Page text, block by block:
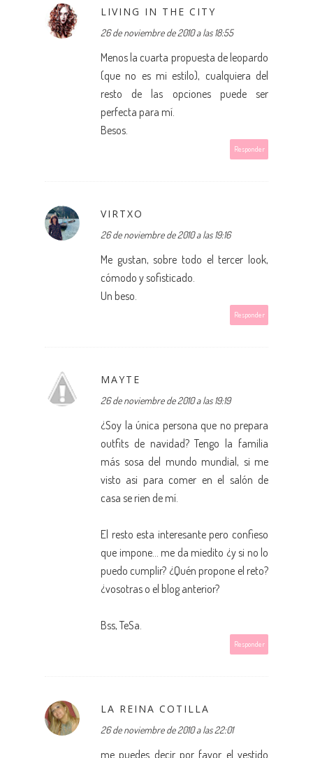
LIVING IN THE CITY
26 de noviembre de 2010 a las 18:55
Menos la cuarta propuesta de leopardo
(que no es mi estilo), cualquiera del
resto de las opciones puede ser
perfecta para mí.
Besos.
Responder
VIRTXO
26 de noviembre de 2010 a las 19:16
Me gustan, sobre todo el tercer look,
cómodo y sofisticado.
Un beso.
Responder
MAYTE
26 de noviembre de 2010 a las 19:19
¿Soy la única persona que no prepara
outfits de navidad? Tengo la familia
más sosa del mundo mundial, si me
visto asi para comer en el salón de
casa se rien de mí.
El resto esta interesante pero confieso
que impone... me da miedito ¿y si no lo
puedo cumplir? ¿Quén propone el reto?
¿vosotras o el blog anterior?
Bss, TeSa.
Responder
LA REINA COTILLA
26 de noviembre de 2010 a las 22:01
me puedes decir por favor el vestido